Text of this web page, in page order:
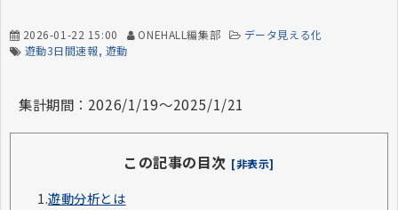
2026-01-22 15:00 ONEHALL編集部
データ見える化
遊動3日間速報 遊動
集計期間：2026/1/19～2025/1/21
この記事の目次 [非表示]
1.遊動分析とは